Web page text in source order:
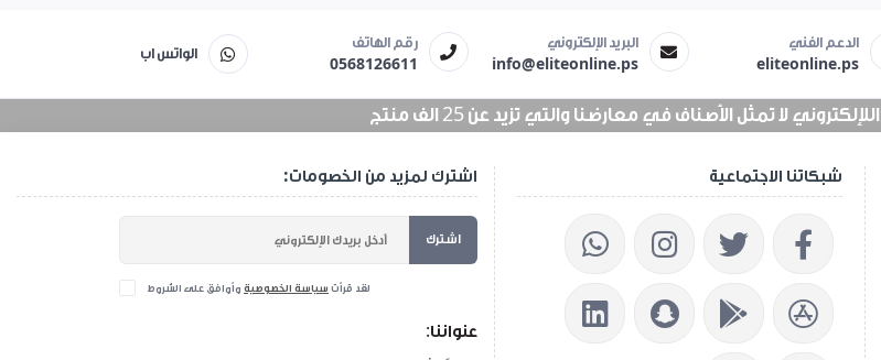
الدعم الفني
eliteonline.ps
البريد الإلكتروني
info@eliteonline.ps
رقم الهاتف
0568126611
الواتس اب
لا تمثل الأصناف في معارضنا والتي تزيد عن 25 الف منتج
اشترك لمزيد من الخصومات:
اشترك
لقد قرأت سياسة الخصوصية وأوافق على الشروط
عنواننا:
شبكاتنا الاجتماعية